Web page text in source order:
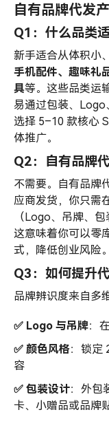
自有品牌代发
Q1：什么品类
新手适合从体积小
手机配件、趣味礼
具等。这些品类运
易通过包装、Logo
选择 5–10 款核心
体推广。
Q2：自有品牌
不需要。自有品牌
应商发货，你只需
（Logo、吊牌、
这意味着你可以零
式，降低创业风险。
Q3：如何提升
品牌辨识度来自多
✅ Logo 与吊牌：
✅ 颜色风格：锁定
容
✅ 包装设计：外包
卡、小赠品或品牌